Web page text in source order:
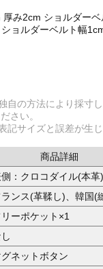
み2cm ショルダー
ョルダーベルト幅
自の方法により採寸
さい。
記サイズと誤差が生じ
商品詳細
側：クロコダイル(本
ランス(革鞣し)、韓国(
リーポケット×1
グネットボタン